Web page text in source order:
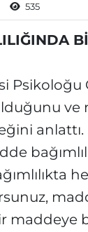
535
Psikoloğu
ve
anlattı.
maddeye